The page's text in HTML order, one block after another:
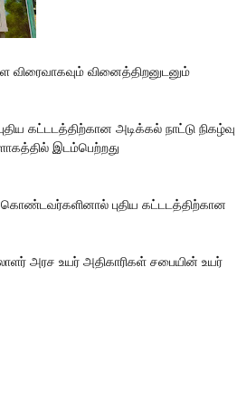
வினைத்திறனுடனும்
கட்டடத்திற்கான அடிக்கல் நாட்டு நிகழ்வு
இடம்பெற்றது
கொண்டவர்களினால் புதிய கட்டடத்திற்கான
அரச உயர் அதிகாரிகள் சபையின் உயர்